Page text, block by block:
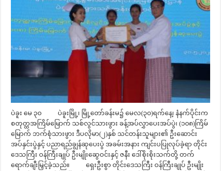
ပဲခူး မေ ၃၀ ပဲခူးမြို့၊ မြို့တော်ခန်းမ၌ မေလ(၃၀)ရက်နေ့၊ နံနက်ပိုင်းက
စတုတ္ထအကြိမ်မြောက် သစ်လွင်သားဖွား ခန့်အပ်လွှာပေးအပ်ပွဲ၊ (၁၀၈)ကြိမ်
မြောက် ဘက်စုံသားဖွား ဒီပလိုမာ(၂)နှစ် သင်တန်းသူများ၏ ဦးဆောင်း
အပ်နှင်းပွဲနှင့် ပညာရည်ချွန်ဆုပေးပွဲ အခမ်းအနား ကျင်းပပြုလုပ်ခဲ့ရာ တိုင်း
ဒေသကြီး ဝန်ကြီးချုပ် ဦးမျိုးဆွေဝင်းနှင့် ဇနီး ဒေါ်စိုးစိုးသက်တို့ တက်
ရောက်ချီးမြှင့်ခဲ့သည်။ ရှေးဦးစွာ တိုင်းဒေသကြီး ဝန်ကြီးချုပ် ဦးမျိုး